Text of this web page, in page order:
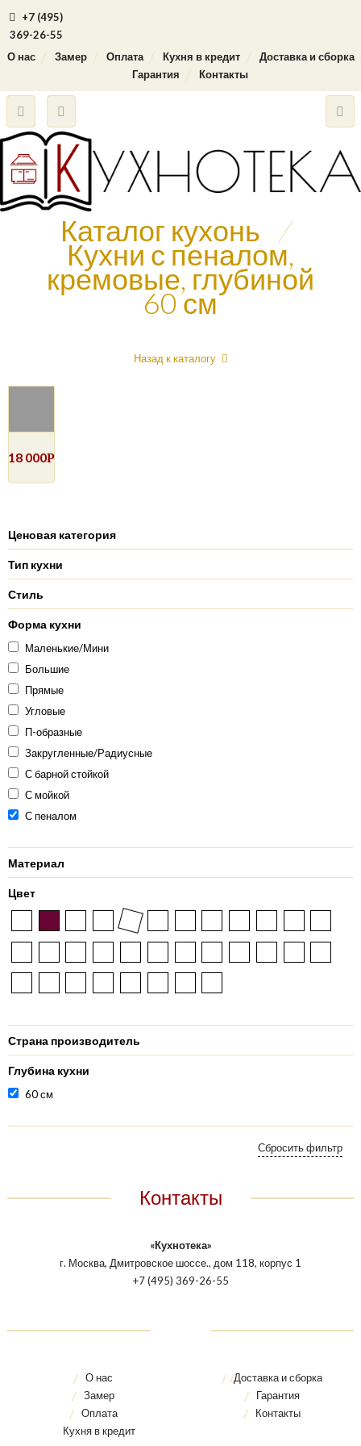
+7 (495)
369-26-55
О нас
Замер Оплата Кухня в кредит
Доставка и сборка
Гарантия
Контакты
Каталог кухонь /
Кухни с пеналом,
кремовые, глубиной
60 см
Назад к каталогу
18 000Р
Ценовая категория
Тип кухни
Стиль
Форма кухни
Маленькие/Мини
Большие
Прямые
Угловые
П-образные
Закругленные/Радиусные
С барной стойкой
С мойкой
С пеналом
Материал
Цвет
Страна производитель
Глубина кухни
60 см
Контакты
«Кухнотека»
г. Москва, Дмитровское шоссе., дом 118, корпус 1
+7 (495) 369-26-55
О нас
Замер
Оплата
Кухня в кредит
Доставка и сборка
Гарантия
Контакты